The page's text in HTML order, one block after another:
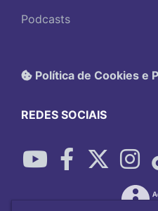
Podcasts
Política de Cookies e
REDES SOCIAIS